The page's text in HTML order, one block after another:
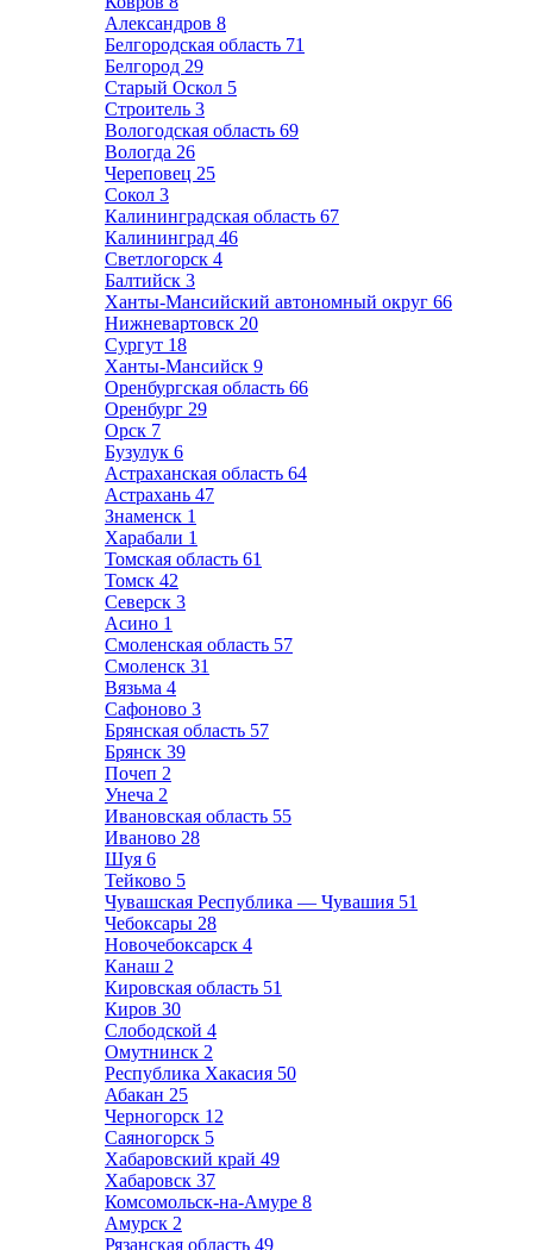
Александров 8
Белгородская область 71
Белгород 29
Старый Оскол 5
Строитель 3
Вологодская область 69
Вологда 26
Череповец 25
Сокол 3
Калининградская область 67
Калининград 46
Светлогорск 4
Балтийск 3
Ханты-Мансийский автономный округ 66
Нижневартовск 20
Сургут 18
Ханты-Мансийск 9
Оренбургская область 66
Оренбург 29
Орск 7
Бузулук 6
Астраханская область 64
Астрахань 47
Знаменск 1
Харабали 1
Томская область 61
Томск 42
Северск 3
Асино 1
Смоленская область 57
Смоленск 31
Вязьма 4
Сафоново 3
Брянская область 57
Брянск 39
Почеп 2
Унеча 2
Ивановская область 55
Иваново 28
Шуя 6
Тейково 5
Чувашская Республика — Чувашия 51
Чебоксары 28
Новочебоксарск 4
Канаш 2
Кировская область 51
Киров 30
Слободской 4
Омутнинск 2
Республика Хакасия 50
Абакан 25
Черногорск 12
Саяногорск 5
Хабаровский край 49
Хабаровск 37
Комсомольск-на-Амуре 8
Амурск 2
Рязанская область 49